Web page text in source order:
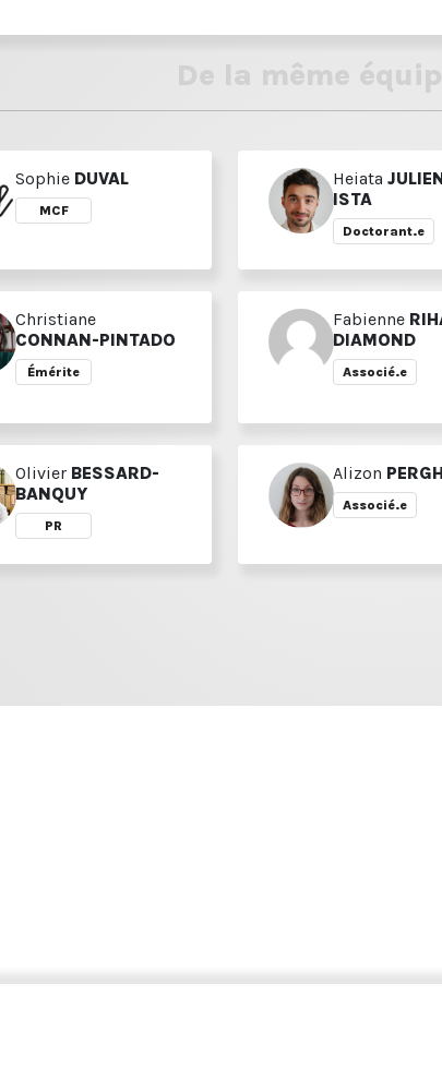
De la même
Sophie DUVAL
MCF
Heiata
ISTA
Doctorant.e
Christiane
CONNAN-PINTADO
Émérite
Fabienne
DIAMOND
Associé.e
Olivier BESSARD-
BANQUY
PR
Alizon
Associé.e